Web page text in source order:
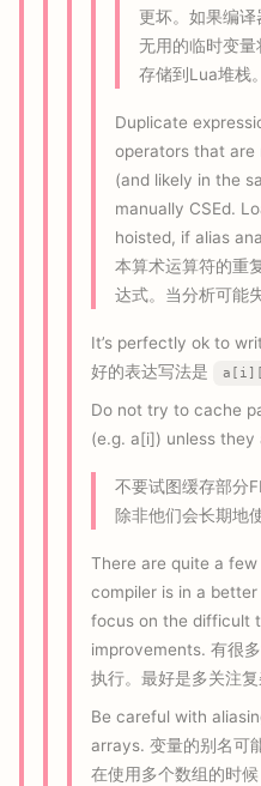
更坏。如果编
无用的临时变
存储到Lua堆栈。
Duplicate
operators that
(and likely in the
manually CSEd.
hoisted, if alias
本算术运算符的重
达式。当分析可能
It’s perfectly ok to
好的表达写法是
Do not try to cache
(e.g. a[i]) unless they
不要试图缓存部分
除非他们会长期地
There are quite a few
compiler is in a
focus on the difficult
improvements. 有很
执行。最好是多关注复
Be careful with
arrays. 变量的别名可
在使用多个数组的时候